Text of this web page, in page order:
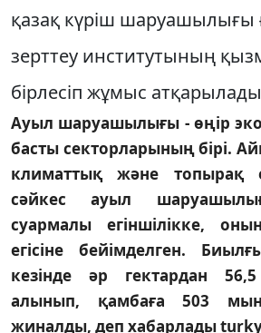
қазақ күріш
зерттеу институтының
бірлесіп жұмыс
Ауыл шаруашылығы - өңір
басты секторларының бірі.
климаттық және топырақ
сәйкес ауыл
суармалы егіншілікке,
егісіне бейімделген.
кезінде әр гектардан
алынып, қамбаға 503
жиналды, деп хабарлады